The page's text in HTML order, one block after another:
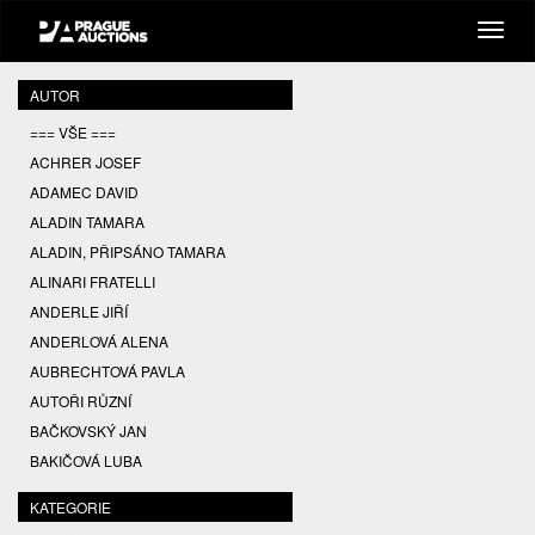
AUTOR
=== VŠE ===
ACHRER JOSEF
ADAMEC DAVID
ALADIN TAMARA
ALADIN, PŘIPSÁNO TAMARA
ALINARI FRATELLI
ANDERLE JIŘÍ
ANDERLOVÁ ALENA
AUBRECHTOVÁ PAVLA
AUTOŘI RŮZNÍ
BAČKOVSKÝ JAN
BAKIČOVÁ LUBA
BALCAR JIŘÍ
BALCAR KAREL
KATEGORIE